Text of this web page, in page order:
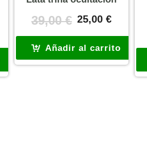
39,00€ El
era:
39,00 €.
25,00 €El
es:
25,00 €.
Añadir al carrito